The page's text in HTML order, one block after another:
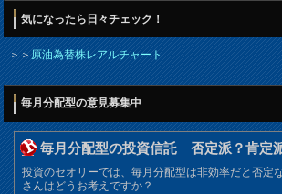
気になったら日々チェック！
＞＞原油為替株レアルチャート
毎月分配型の意見募集中
毎月分配型の投資信託 否定派？肯定
投資のセオリーでは、毎月分配型は非効率だと否定
さんはどうお考えですか？